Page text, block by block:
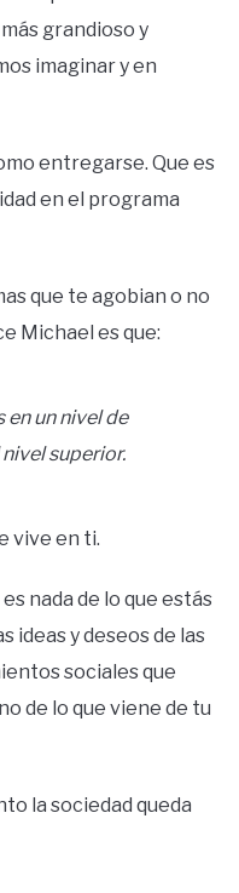
grandioso y
imaginar y en
entregarse. Que es
en el programa
que te agobian o no
Michael es que:
un nivel de
superior.
vive en ti.
nada de lo que estás
ideas y deseos de las
sociales que
de lo que viene de tu
la sociedad queda